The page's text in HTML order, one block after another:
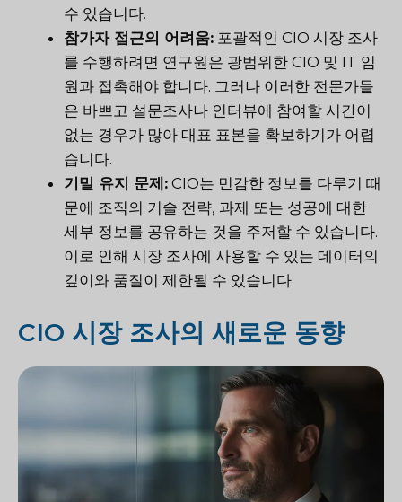
수 있습니다.
참가자 접근의 어려움: 포괄적인 CIO 시장 조사
를 수행하려면 연구원은 광범위한 CIO 및 IT 임
원과 접촉해야 합니다. 그러나 이러한 전문가들
은 바쁘고 설문조사나 인터뷰에 참여할 시간이
없는 경우가 많아 대표 표본을 확보하기가 어렵
습니다.
기밀 유지 문제: CIO는 민감한 정보를 다루기 때
문에 조직의 기술 전략, 과제 또는 성공에 대한
세부 정보를 공유하는 것을 주저할 수 있습니다.
이로 인해 시장 조사에 사용할 수 있는 데이터의
깊이와 품질이 제한될 수 있습니다.
CIO 시장 조사의 새로운 동향